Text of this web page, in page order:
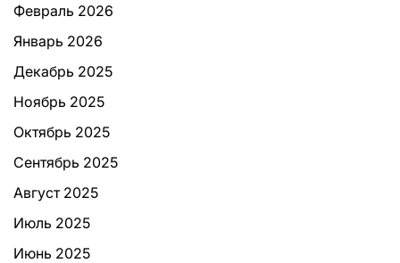
Февраль 2026
Январь 2026
Декабрь 2025
Ноябрь 2025
Октябрь 2025
Сентябрь 2025
Август 2025
Июль 2025
Июнь 2025